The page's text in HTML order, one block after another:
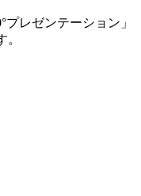
レゼンテーション」